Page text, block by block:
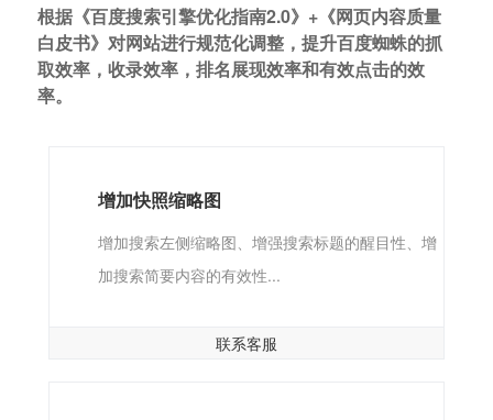
根据《百度搜索引擎优化指南2.0》+《网页内容质量
白皮书》对网站进行规范化调整，提升百度蜘蛛的抓
取效率，收录效率，排名展现效率和有效点击的效
率。
增加快照缩略图
增加搜索左侧缩略图、增强搜索标题的醒目性、增
加搜索简要内容的有效性...
联系客服